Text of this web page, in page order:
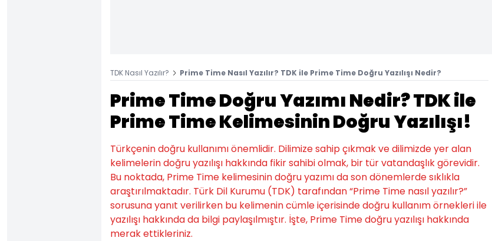
TDK Nasıl Yazılır? Prime Time Nasıl Yazılır? TDK ile Prime Time Doğru Yazılışı Nedir?
Prime Time Doğru Yazımı Nedir? TDK ile
Prime Time Kelimesinin Doğru Yazılışı!
Türkçenin doğru kullanımı önemlidir. Dilimize sahip çıkmak ve dilimizde yer alan
kelimelerin doğru yazılışı hakkında fikir sahibi olmak, bir tür vatandaşlık görevidir.
Bu noktada, Prime Time kelimesinin doğru yazımı da son dönemlerde sıklıkla
araştırılmaktadır. Türk Dil Kurumu (TDK) tarafından “Prime Time nasıl yazılır?”
sorusuna yanıt verilirken bu kelimenin cümle içerisinde doğru kullanım örnekleri ile
yazılışı hakkında da bilgi paylaşılmıştır. İşte, Prime Time doğru yazılışı hakkında
merak ettikleriniz.